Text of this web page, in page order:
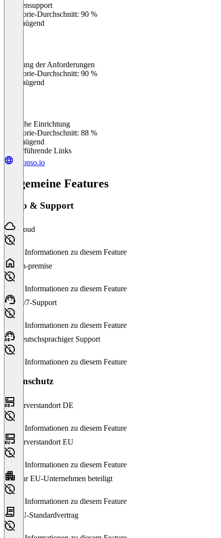
Kundensupport
Kategorie-Durchschnitt: 90 %
Ungenügend
Erfüllung der Anforderungen
Kategorie-Durchschnitt: 90 %
Ungenügend
Einfache Einrichtung
Kategorie-Durchschnitt: 88 %
Ungenügend
Weiterführende Links
affonso.io
Allgemeine Features
Setup & Support
Cloud
Keine Informationen zu diesem Feature
On-premise
Keine Informationen zu diesem Feature
24/7-Support
Keine Informationen zu diesem Feature
Deutschsprachiger Support
Keine Informationen zu diesem Feature
Datenschutz
Serverstandort DE
Keine Informationen zu diesem Feature
Serverstandort EU
Keine Informationen zu diesem Feature
Nur EU-Unternehmen beteiligt
Keine Informationen zu diesem Feature
EU-Standardvertrag